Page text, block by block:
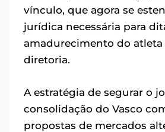
vínculo, que agora se
jurídica necessária para
amadurecimento do
diretoria.
A estratégia de segurar o
consolidação do Vasco
propostas de mercados